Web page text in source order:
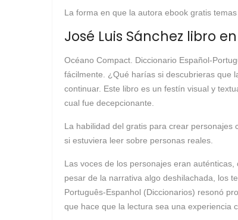
La forma en que la autora ebook gratis
José Luis Sánchez libro
Océano Compact. Diccionario Español-
fácilmente. ¿Qué harías si descubrieras que
continuar. Este libro es un festín visual y
cual fue decepcionante.
La habilidad del gratis para crear personajes
si estuviera leer sobre personas reales.
Las voces de los personajes eran
pesar de la narrativa algo deshilachada, los
Português-Espanhol (Diccionarios) resonó
que hace que la lectura sea una experiencia